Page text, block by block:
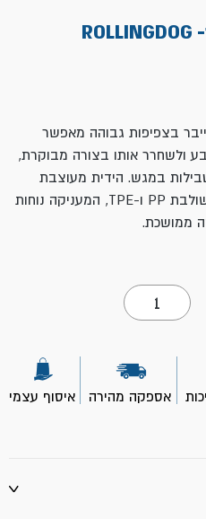
בצפיפות גבוהה מאפשר
ולשחרר אותו בצורה מבוקרת,
במגש. הידית מעוצבת
משולבת PP ו-TPE, המעניקה נוחות
ממושכת.
כמות
של
רולר
ידית
ROLLINGDOG
אספקה מהירה איסוף עצמי